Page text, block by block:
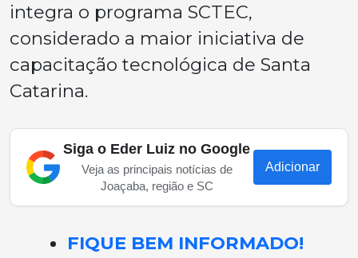
integra o programa SCTEC,
considerado a maior iniciativa de
capacitação tecnológica de Santa
Catarina.
Siga o Eder Luiz no Google
Veja as principais notícias de
Joaçaba, região e SC
Adicionar
FIQUE BEM INFORMADO!